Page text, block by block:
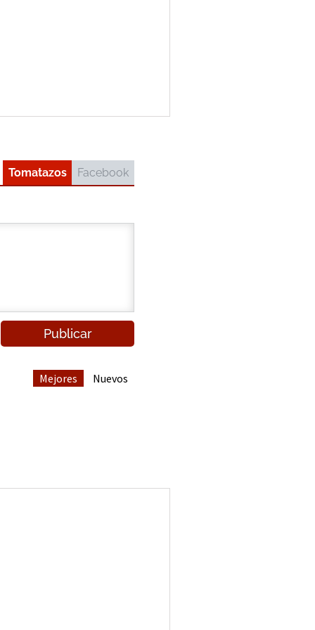
Tomatazos Facebook
Mejores Nuevos